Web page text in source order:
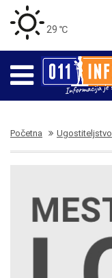
29 ℃
Početna Ugostiteljstvo